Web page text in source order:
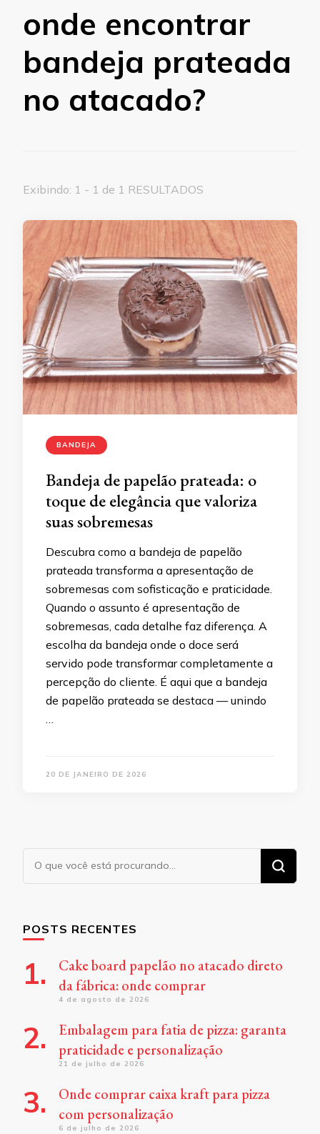
onde encontrar
bandeja prateada
no atacado?
Exibindo: 1 - 1 de 1 RESULTADOS
BANDEJA
Bandeja de papelão prateada: o
toque de elegância que valoriza
suas sobremesas
Descubra como a bandeja de papelão
prateada transforma a apresentação de
sobremesas com sofisticação e praticidade.
Quando o assunto é apresentação de
sobremesas, cada detalhe faz diferença. A
escolha da bandeja onde o doce será
servido pode transformar completamente a
percepção do cliente. É aqui que a bandeja
de papelão prateada se destaca — unindo
…
20 DE JANEIRO DE 2026
Procurando
algo?
POSTS RECENTES
Cake board papelão no atacado direto
da fábrica: onde comprar
4 de agosto de 2026
Embalagem para fatia de pizza: garanta
praticidade e personalização
21 de julho de 2026
Onde comprar caixa kraft para pizza
com personalização
6 de julho de 2026